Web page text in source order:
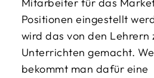
Mitarbeiter für das
Positionen eingestellt
wird das von den Lehrern
Unterrichten gemacht.
bekommt man dafür eine